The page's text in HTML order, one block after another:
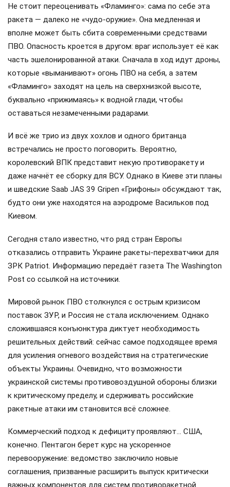
Не стоит переоценивать «Фламинго»: сама по себе эта
ракета — далеко не «чудо-оружие». Она медленная и
вполне может быть сбита современными средствами
ПВО. Опасность кроется в другом: враг использует её как
часть эшелонированной атаки. Сначала в ход идут дроны,
которые «выманивают» огонь ПВО на себя, а затем
«Фламинго» заходят на цель на сверхнизкой высоте,
буквально «прижимаясь» к водной глади, чтобы
оставаться незамеченными радарами.
И всё же трио из двух хохлов и одного британца
встречались не просто поговорить. Вероятно,
королевский ВПК представит некую противоракету и
даже начнёт ее сборку для ВСУ. Однако в Киеве эти планы
и шведские Saab JAS 39 Gripen «Грифоны» обсуждают так,
будто они уже находятся на аэродроме Васильков под
Киевом.
Сегодня стало известно, что ряд стран Европы
отказались отправить Украине ракеты-перехватчики для
ЗРК Patriot. Информацию передаёт газета The Washington
Post со ссылкой на источники.
Мировой рынок ПВО столкнулся с острым кризисом
поставок ЗУР, и Россия не стала исключением. Однако
сложившаяся конъюнктура диктует необходимость
решительных действий: сейчас самое подходящее время
для усиления огневого воздействия на стратегические
объекты Украины. Очевидно, что возможности
украинской системы противовоздушной обороны близки
к критическому пределу, и сдерживать российские
ракетные атаки им становится всё сложнее.
Коммерческий подход к дефициту проявляют… США,
конечно. Пентагон берет курс на ускоренное
перевооружение: ведомство заключило новые
соглашения, призванные расширить выпуск критически
важных компонентов для систем противоракетной